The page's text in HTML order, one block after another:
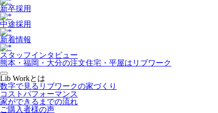
新卒採用
中途採用
新着情報
スタッフインタビュー
熊本・福岡・大分の注文住宅・平屋はリブワーク
Lib Workとは
数字で見るリブワークの家づくり
コストパフォーマンス
家ができるまでの流れ
ご購入者様の声